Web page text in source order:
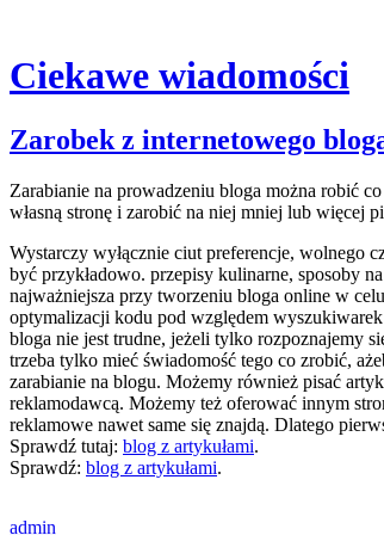
Ciekawe wiadomości
Skip
to
Zarobek z internetowego
Zarabianie na prowadzeniu bloga można robić
własną stronę i zarobić na niej mniej lub więcej
Wystarczy wyłącznie ciut preferencje, wolnego
być przykładowo. przepisy kulinarne, sposoby
najważniejsza przy tworzeniu bloga online w
optymalizacji kodu pod względem
bloga nie jest trudne, jeżeli tylko rozpoznajemy
trzeba tylko mieć świadomość tego co zrobić,
zarabianie na blogu. Możemy również pisać
reklamodawcą. Możemy też oferować innym
reklamowe nawet same się znajdą. Dlatego
Sprawdź tutaj: blog z artykułami.
Sprawdź: blog z artykułami.
admin